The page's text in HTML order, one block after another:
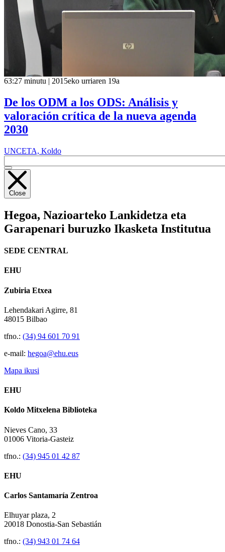
63:27 minutu | 2015eko urriaren 19a
De los ODM a los ODS: Análisis y
valoración crítica de la nueva agenda
2030
UNCETA, Koldo
Close
Hegoa, Nazioarteko Lankidetza eta
Garapenari buruzko Ikasketa Institutua
SEDE CENTRAL
EHU
Zubiria Etxea
Lehendakari Agirre, 81
48015 Bilbao
tfno.: (34) 94 601 70 91
e-mail: hegoa@ehu.eus
Mapa ikusi
EHU
Koldo Mitxelena Biblioteka
Nieves Cano, 33
01006 Vitoria-Gasteiz
tfno.: (34) 945 01 42 87
EHU
Carlos Santamaría Zentroa
Elhuyar plaza, 2
20018 Donostia-San Sebastián
tfno.: (34) 943 01 74 64